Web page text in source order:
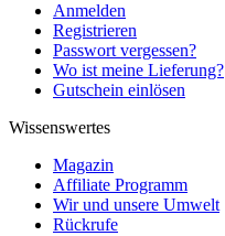
Anmelden
Registrieren
Passwort vergessen?
Wo ist meine Lieferung?
Gutschein einlösen
Wissenswertes
Magazin
Affiliate Programm
Wir und unsere Umwelt
Rückrufe